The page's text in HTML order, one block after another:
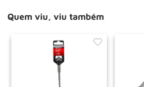
Quem viu, viu também